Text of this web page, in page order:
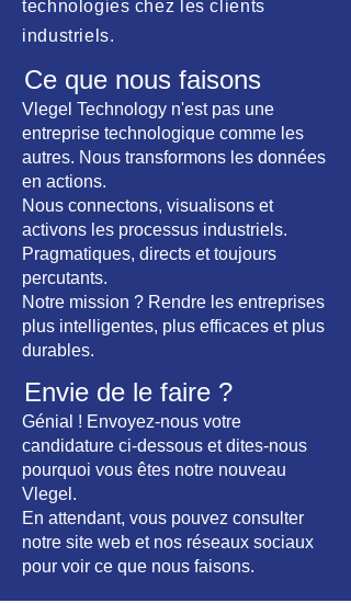
technologies chez les clients
industriels.
Ce que nous faisons
Vlegel Technology n'est pas une
entreprise technologique comme les
autres. Nous transformons les données
en actions.
Nous connectons, visualisons et
activons les processus industriels.
Pragmatiques, directs et toujours
percutants.
Notre mission ? Rendre les entreprises
plus intelligentes, plus efficaces et plus
durables.
Envie de le faire ?
Génial ! Envoyez-nous votre
candidature ci-dessous et dites-nous
pourquoi vous êtes notre nouveau
Vlegel.
En attendant, vous pouvez consulter
notre site web et nos réseaux sociaux
pour voir ce que nous faisons.